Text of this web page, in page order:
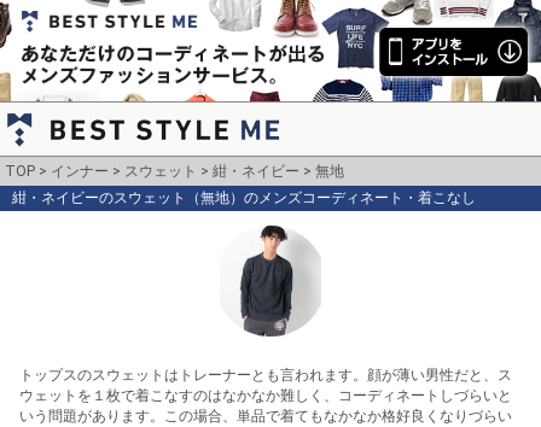
TOP インナー スウェット 紺・ネイビー
無地
紺・ネイビーのスウェット（無地）のメンズコーディネート・着こなし
トップスのスウェットはトレーナーとも言われます。顔が薄い男性だと、ス
ウェットを１枚で着こなすのはなかなか難しく、コーディネートしづらいと
いう問題があります。この場合、単品で着てもなかなか格好良くなりづらい